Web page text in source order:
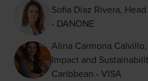
Sofia Diaz Rivera,
- DANONE
Alina Carmona
Impact and
Caribbean - VISA